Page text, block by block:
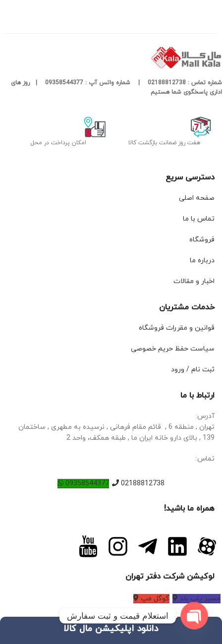
شماره تماس : 02188812738 | شماره واتس آپ : 09358544377 | روز های
اداری پاسخگوی شما هستیم
هفت روز ضمانت بازگشت کالا امکان پرداخت در محل
دسترسی سریع
صفحه اصلی
تماس با ما
فروشگاه
درباره ما
اخبار و مقالات
خدمات مشتریان
قوانین و مقررات فروشگاه
سیاست حفظ حریم خصوصی
ثبت نام / ورود
ارتباط با ما
آدرس:
تهران , منطقه 6 , قائم مقام فرهانی , نرسیده به مطهری , ساختمان
139 , بالای دارو خانه ایران ما , طبقه همکف، واحد 2
تماس:
02188812738
09358544377
همراه ما باشید!
لوکیشن شرکت دفتر تهران
مسیر یاب بلد گوگل مپ
دانلود اپلیکیشن مال کالا
استعلام قیمت و ثبت سفارش